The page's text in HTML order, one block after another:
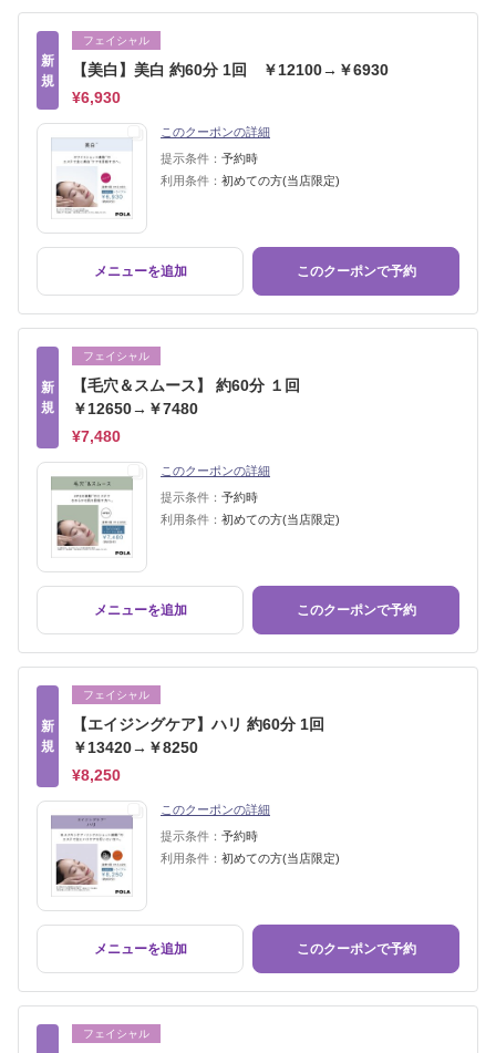
新
規
フェイシャル
【美白】美白 約60分 1回 ￥12100→￥6930
¥6,930
このクーポンの詳細
提示条件： 予約時
利用条件： 初めての方(当店限定)
メニューを追加 このクーポンで予約
新
規
フェイシャル
【毛穴＆スムース】 約60分 １回
￥12650→￥7480
¥7,480
このクーポンの詳細
提示条件： 予約時
利用条件： 初めての方(当店限定)
メニューを追加 このクーポンで予約
新
規
フェイシャル
【エイジングケア】ハリ 約60分 1回
￥13420→￥8250
¥8,250
このクーポンの詳細
提示条件： 予約時
利用条件： 初めての方(当店限定)
メニューを追加 このクーポンで予約
フェイシャル